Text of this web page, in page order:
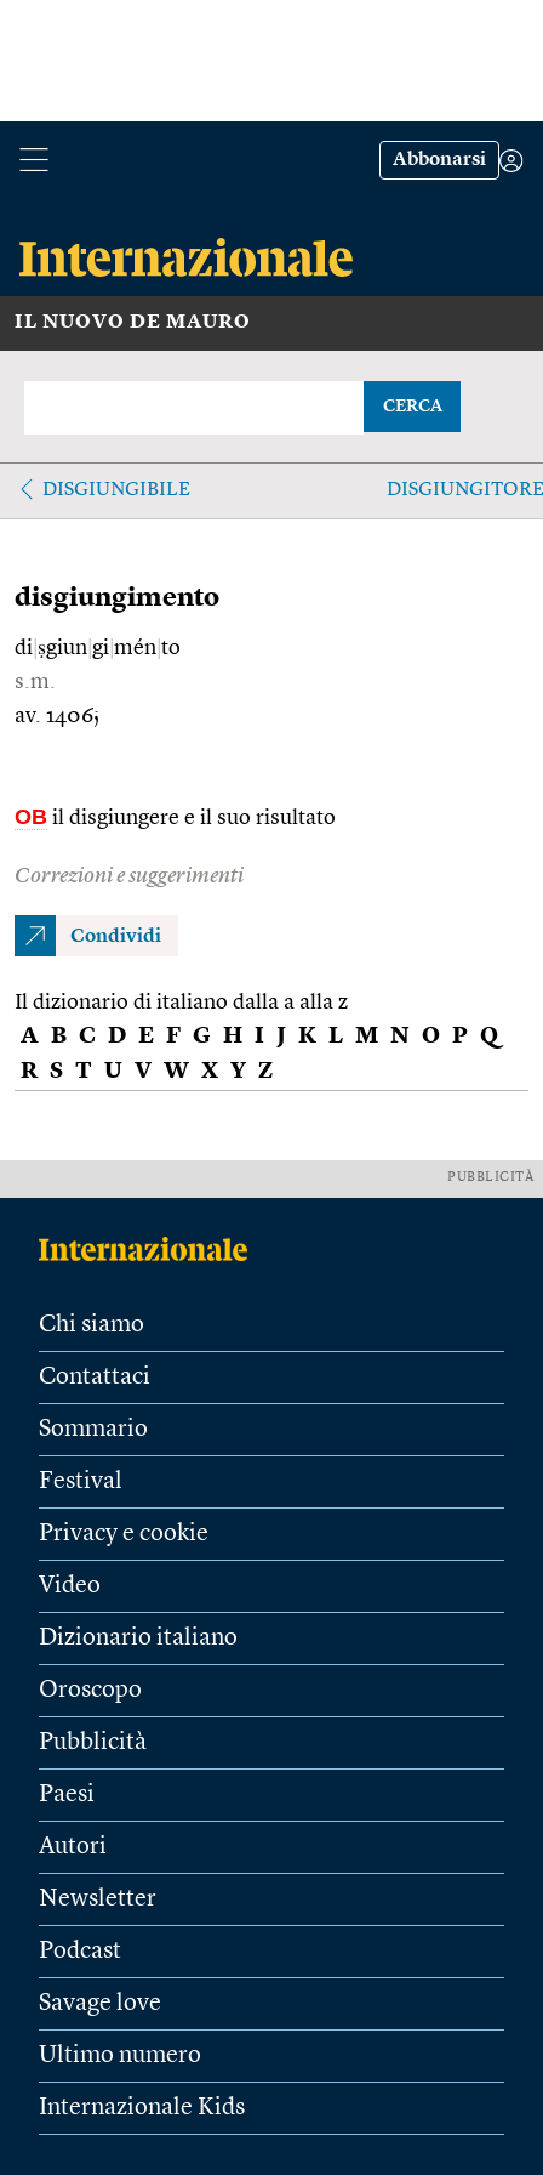
Abbonarsi
IL NUOVO DE MAURO
CERCA
DISGIUNGIBILE DISGIUNGITORE
disgiungimento
di ṣgiun gi mén to
s.m.
av. 1406;
OB il disgiungere e il suo risultato
Correzioni e suggerimenti
Condividi
Il dizionario di italiano dalla a alla z
A B C D E F G H I J K L M N O P Q
R S T U V W X Y Z
PUBBLICITÀ
Chi siamo
Contattaci
Sommario
Festival
Privacy e cookie
Video
Dizionario italiano
Oroscopo
Pubblicità
Paesi
Autori
Newsletter
Podcast
Savage love
Ultimo numero
Internazionale Kids